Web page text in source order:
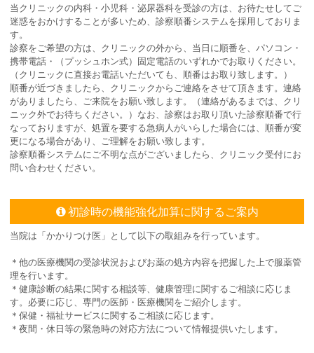
当クリニックの内科・小児科・泌尿器科を受診の方は、お待たせしてご
迷惑をおかけすることが多いため、診察順番システムを採用しておりま
す。
診察をご希望の方は、クリニックの外から、当日に順番を、パソコン・
携帯電話・（プッシュホン式）固定電話のいずれかでお取りください。
（クリニックに直接お電話いただいても、順番はお取り致します。）
順番が近づきましたら、クリニックからご連絡をさせて頂きます。連絡
がありましたら、ご来院をお願い致します。（連絡があるまでは、クリ
ニック外でお待ちください。）なお、診察はお取り頂いた診察順番で行
なっておりますが、処置を要する急病人がいらした場合には、順番が変
更になる場合があり、ご理解をお願い致します。
診察順番システムにご不明な点がございましたら、クリニック受付にお
問い合わせください。
初診時の機能強化加算に関するご案内
当院は「かかりつけ医」として以下の取組みを行っています。
＊他の医療機関の受診状況およびお薬の処方内容を把握した上で服薬管
理を行います。
＊健康診断の結果に関する相談等、健康管理に関するご相談に応じま
す。必要に応じ、専門の医師・医療機関をご紹介します。
＊保健・福祉サービスに関するご相談に応じます。
＊夜間・休日等の緊急時の対応方法について情報提供いたします。